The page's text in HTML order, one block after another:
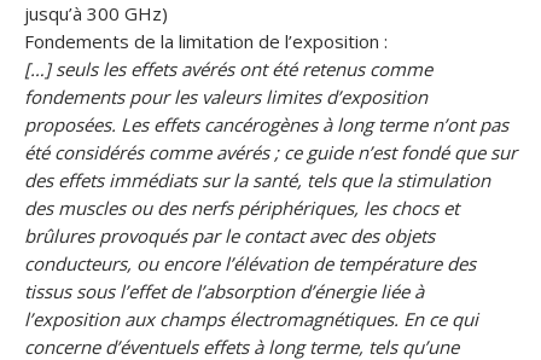
jusqu’à 300 GHz)
Fondements de la limitation de l’exposition :
[…] seuls les effets avérés ont été retenus comme
fondements pour les valeurs limites d’exposition
proposées. Les effets cancérogènes à long terme n’ont pas
été considérés comme avérés ; ce guide n’est fondé que sur
des effets immédiats sur la santé, tels que la stimulation
des muscles ou des nerfs périphériques, les chocs et
brûlures provoqués par le contact avec des objets
conducteurs, ou encore l’élévation de température des
tissus sous l’effet de l’absorption d’énergie liée à
l’exposition aux champs électromagnétiques. En ce qui
concerne d’éventuels effets à long terme, tels qu’une